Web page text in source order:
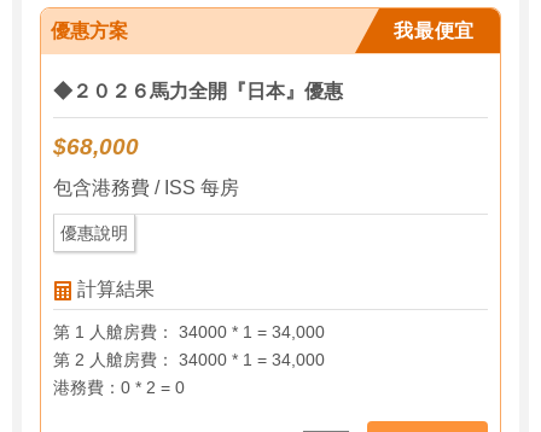
優惠方案 我最便宜
◆２０２６馬力全開『日本』優惠
$68,000
包含港務費 / ISS 每房
優惠說明
計算結果
第 1 人艙房費： 34000 * 1 = 34,000
第 2 人艙房費： 34000 * 1 = 34,000
港務費：0 * 2 = 0